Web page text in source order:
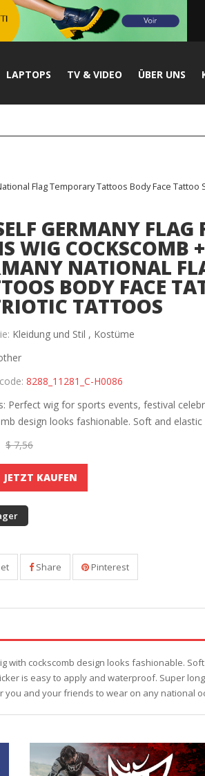
LAPTOPS TV & VIDEO ÜBER UNS
Flag Temporary Tattoos Body Face Tattoo
GERMANY FLAG
WIG COCKSCOMB
NATIONAL
BODY FACE
TATTOOS
Kleidung und Stil , Kostüme
8288_11281_C-H0086
Perfect wig for sports events, festival
design looks fashionable. Soft and elastic
$ 7,56
JETZT KAUFEN
Share Pinterest
with cockscomb design looks fashionable.
is easy to apply and waterproof. Super
and your friends to wear on any national